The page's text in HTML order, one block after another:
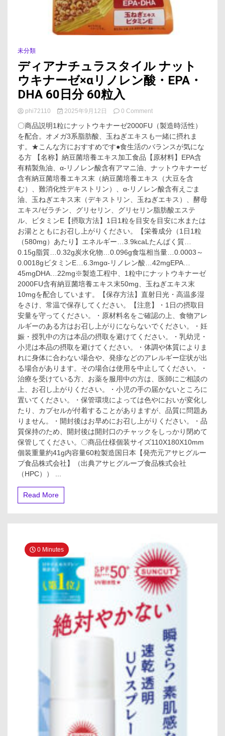
未分類
ディアナチュラスタイル ナット
ウキナーゼ×αリノレン酸・EPA・
DHA 60日分 60粒入
phi72110 2025年9月12日 0 Commenton
ィ
ア
ナ
チ
ュ
ス
タ
イ
ル
ナ
ッ
ウ
キ
ナ
ー
ゼ
×α
リ
ノ
レ
ン
酸・
EPA・
DHA
日
分
60
粒
入
〇商品説明1粒にナットウキナーゼ2000FU（製造時活性）
を配合。オメガ3系脂肪酸、玉ねぎエキスも一緒に摂れま
す。★こんな方におすすめです●食生活のバランスが気にな
る方 【名称】納豆菌培養エキス加工食品【原材料】EPA含
有精製魚油、α-リノレン酸含有アマニ油、ナットウキナーゼ
含有納豆菌培養エキス末（納豆菌培養エキス（大豆を含
む）、難消化性デキストリン）、α-リノレン酸含有えごま
油、玉ねぎエキス末（デキストリン、玉ねぎエキス）、酵母
エキス/ゼラチン、グリセリン、グリセリン脂肪酸エステ
ル、ビタミンE【摂取方法】1日1粒を目安を目安に水または
お湯とともにお召し上がりください。【栄養成分（1日1粒
（580mg）あたり】エネルギー…3.9kcaLたんぱく質…
0.15g脂質…0.32g炭水化物…0.096g食塩相当量…0.0003～
0.0018gビタミンE…6.3mgα-リノレン酸…42mgEPA…
45mgDHA…22mg※製造工程中、1粒中にナットウキナーゼ
2000FU含有納豆菌培養エキス末50mg、玉ねぎエキス末
10mgを配合しています。【保存方法】直射日光・高温多湿
をさけ、常温で保存してください。【注意】・1日の摂取目
安量を守ってください。・原材料名をご確認の上、食物アレ
ルギーのある方はお召し上がりにならないでください。・妊
娠・授乳中の方は本品の摂取を避けてください。・乳幼児・
小児は本品の摂取を避けてください。・体調や体質によりま
れに身体に合わない場合や、発疹などのアレルギー症状が出
る場合があります。その場合は使用を中止してください。・
治療を受けている方、お薬を服用中の方は、医師にご相談の
上、お召し上がりください。・小児の手の届かないところに
置いてください。・保管環境によっては色やにおいが変化し
たり、カプセルが付着することがありますが、品質に問題あ
りません。・開封後はお早めにお召し上がりください。・品
質保持のため、開封後は開封口のチャックをしっかり閉めて
保管してください。〇商品仕様個装サイズ110X180X10mm
個装重量約41g内容量60粒製造国日本【発売元アサヒグルー
プ食品株式会社】（出典アサヒグループ食品株式会社
Read More
0 Minutes